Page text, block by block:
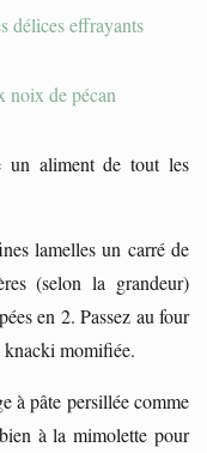
délices effrayants
noix de pécan
un aliment de tout les
lamelles un carré de
(selon la grandeur)
en 2. Passez au four
knacki momifiée.
à pâte persillée comme
à la mimolette pour